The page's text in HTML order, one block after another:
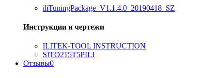
iliTuningPackage_V1.1.4.0_20190418_SZ
Инструкции и чертежи
ILITEK-TOOL INSTRUCTION
SITO215T5PILI
Отзывы0